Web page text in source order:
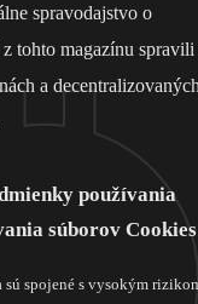
spravodajstvo o
tohto magazínu spravili
a
používania
súborov Cookies
spojené s vysokým